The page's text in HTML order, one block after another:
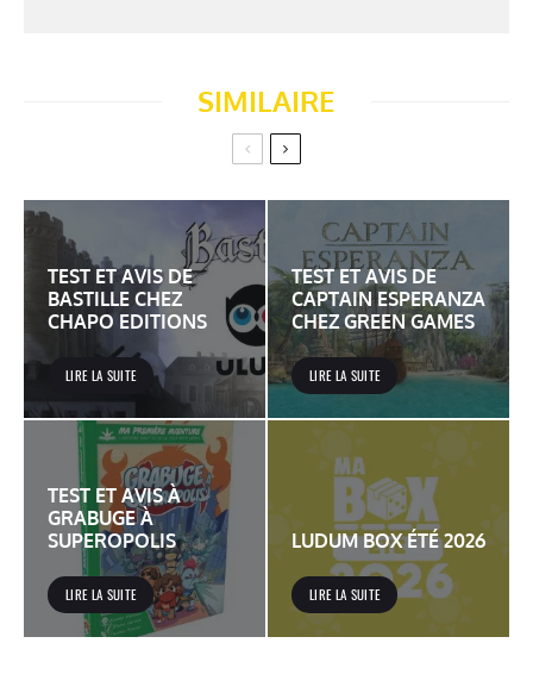
SIMILAIRE
TEST ET AVIS DE
BASTILLE CHEZ
CHAPO EDITIONS
LIRE LA SUITE
TEST ET AVIS DE
CAPTAIN ESPERANZA
CHEZ GREEN GAMES
LIRE LA SUITE
TEST ET AVIS À
GRABUGE À
SUPEROPOLIS
LIRE LA SUITE
LUDUM BOX ÉTÉ 2026
LIRE LA SUITE